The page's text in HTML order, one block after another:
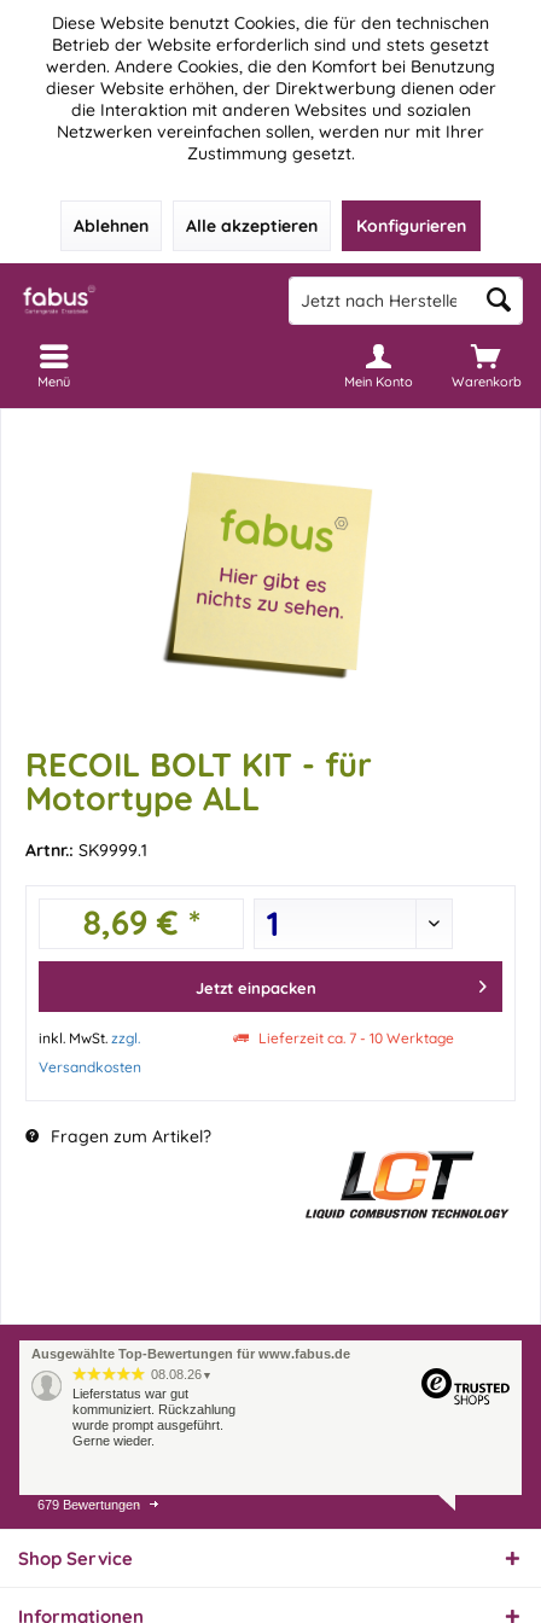
Diese Website benutzt Cookies, die für den technischen
Betrieb der Website erforderlich sind und stets gesetzt
werden. Andere Cookies, die den Komfort bei Benutzung
dieser Website erhöhen, der Direktwerbung dienen oder
die Interaktion mit anderen Websites und sozialen
Netzwerken vereinfachen sollen, werden nur mit Ihrer
Zustimmung gesetzt.
Ablehnen Alle akzeptieren Konfigurieren
Warenkorb
Mein Konto
Menü
RECOIL BOLT KIT - für
Motortype ALL
Artnr.: SK9999.1
8,69 € *
Jetzt einpacken
inkl. MwSt. zzgl.
Versandkosten
Lieferzeit ca. 7 - 10 Werktage
Fragen zum Artikel?
Ausgewählte Top-Bewertungen für www.fabus.de
08.08.26 ▼
Lieferstatus war gut
kommuniziert. Rückzahlung
wurde prompt ausgeführt.
Gerne wieder.
07.08.26
Endlich das richtige
679 Bewertungen
Shop Service
Informationen